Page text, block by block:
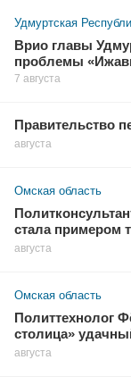
Удмуртская
Врио главы
проблемы
7 августа
Правительство
августа
Омская область
стала примером
августа
Омская область
Политтехнолог
столица»
августа